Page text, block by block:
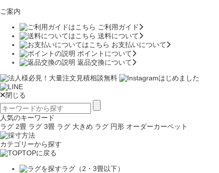
ご案内
ご利用ガイド
送料について
お支払いについて
ポイントについて
返品交換について
閉じる
人気のキーワード
ラグ 2畳 ラグ 3畳 ラグ 大きめ ラグ 円形 オーダーカーペット
カテゴリーから探す
TOPに戻る
ラグ（2・3畳以下）